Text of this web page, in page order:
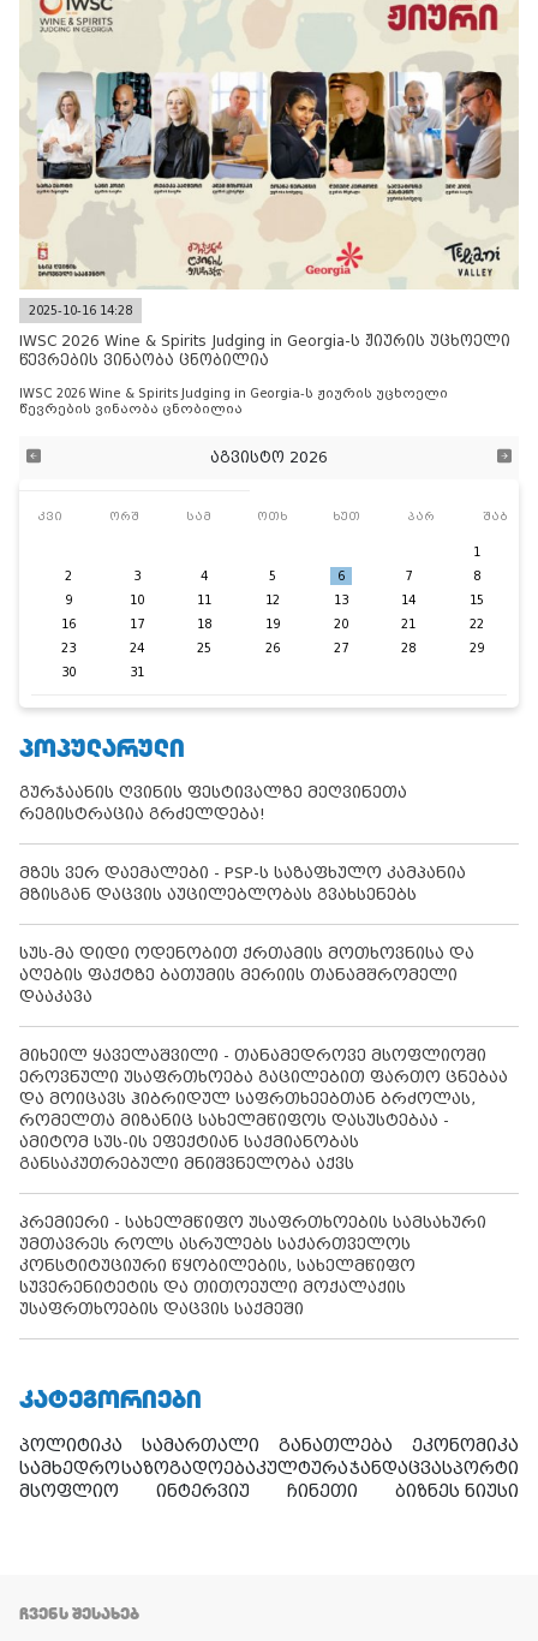
2025-10-16 14:28
IWSC 2026 Wine & Spirits Judging in Georgia-ს ჟიურის უცხოელი
წევრების ვინაობა ცნობილია
IWSC 2026 Wine & Spirits Judging in Georgia-ს ჟიურის უცხოელი
წევრების ვინაობა ცნობილია
აგვისტო 2026
კვი ორშ სამ ოთხ ხუთ პარ შაბ
1
2
3 4 5 6 7
8
9
10 11 12 13 14
15
16
17 18 19 20 21
22
23
24 25 26 27 28
29
30
31
ᲞᲝᲞᲣᲚᲐᲠᲣᲚᲘ
გურჯაანის ღვინის ფესტივალზე მეღვინეთა
რეგისტრაცია გრძელდება!
მზეს ვერ დაემალები - PSP-ს საზაფხულო კამპანია
მზისგან დაცვის აუცილებლობას გვახსენებს
სუს-მა დიდი ოდენობით ქრთამის მოთხოვნისა და
აღების ფაქტზე ბათუმის მერიის თანამშრომელი
დააკავა
მიხეილ ყაველაშვილი - თანამედროვე მსოფლიოში
ეროვნული უსაფრთხოება გაცილებით ფართო ცნებაა
და მოიცავს ჰიბრიდულ საფრთხეებთან ბრძოლას,
რომელთა მიზანიც სახელმწიფოს დასუსტებაა -
ამიტომ სუს-ის ეფექტიან საქმიანობას
განსაკუთრებული მნიშვნელობა აქვს
პრემიერი - სახელმწიფო უსაფრთხოების სამსახური
უმთავრეს როლს ასრულებს საქართველოს
კონსტიტუციური წყობილების, სახელმწიფო
სუვერენიტეტის და თითოეული მოქალაქის
უსაფრთხოების დაცვის საქმეში
ᲙᲐᲢᲔᲒᲝᲠᲘᲔᲑᲘ
პოლიტიკა სამართალი განათლება
ეკონომიკა
სამხედროსაზოგადოებაკულტურაჯანდაცვასპორტი
მსოფლიო
ინტერვიუ ჩინეთი ბიზნეს ნიუსი
ᲩᲕᲔᲜᲡ ᲨᲔᲡᲐᲮᲔᲑ